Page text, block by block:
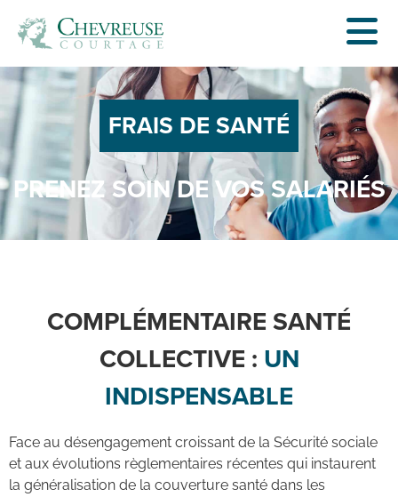
FRAIS DE SANTÉ
PRENEZ SOIN DE VOS SALARIÉS
COMPLÉMENTAIRE SANTÉ
COLLECTIVE : UN
INDISPENSABLE
Face au désengagement croissant de la Sécurité sociale
et aux évolutions règlementaires récentes qui instaurent
la généralisation de la couverture santé dans les